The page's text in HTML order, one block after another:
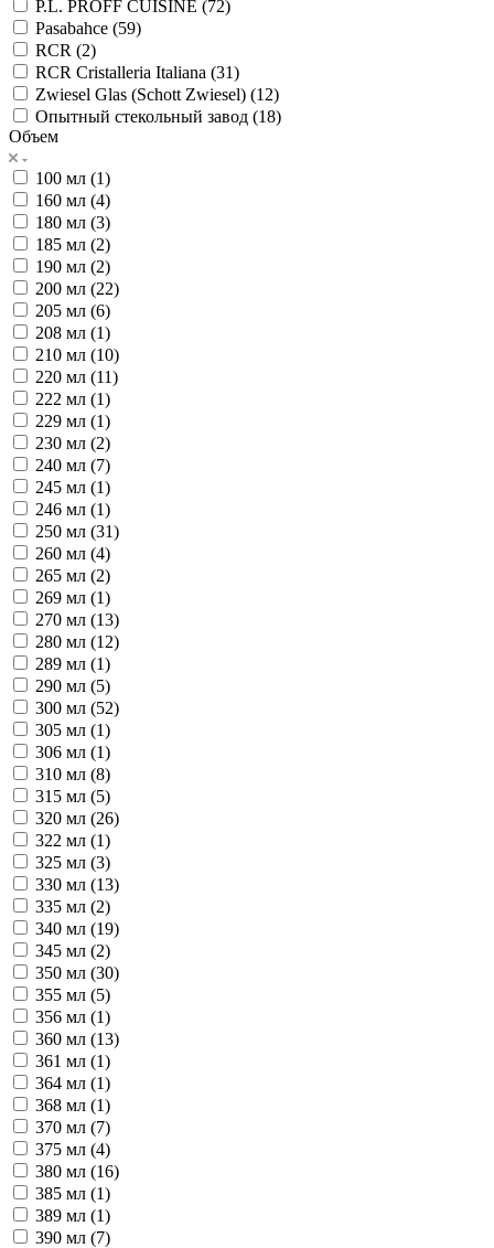
P.L. PROFF CUISINE (72)
Pasabahce (59)
RCR (2)
RCR Cristalleria Italiana (31)
Zwiesel Glas (Schott Zwiesel) (12)
Опытный стекольный завод (18)
Объем
100 мл (1)
160 мл (4)
180 мл (3)
185 мл (2)
190 мл (2)
200 мл (22)
205 мл (6)
208 мл (1)
210 мл (10)
220 мл (11)
222 мл (1)
229 мл (1)
230 мл (2)
240 мл (7)
245 мл (1)
246 мл (1)
250 мл (31)
260 мл (4)
265 мл (2)
269 мл (1)
270 мл (13)
280 мл (12)
289 мл (1)
290 мл (5)
300 мл (52)
305 мл (1)
306 мл (1)
310 мл (8)
315 мл (5)
320 мл (26)
322 мл (1)
325 мл (3)
330 мл (13)
335 мл (2)
340 мл (19)
345 мл (2)
350 мл (30)
355 мл (5)
356 мл (1)
360 мл (13)
361 мл (1)
364 мл (1)
368 мл (1)
370 мл (7)
375 мл (4)
380 мл (16)
385 мл (1)
389 мл (1)
390 мл (7)